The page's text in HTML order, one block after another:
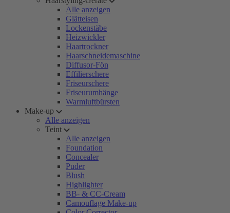
Alle anzeigen
Glätteisen
Lockenstäbe
Heizwickler
Haartrockner
Haarschneidemaschine
Diffusor-Fön
Effilierschere
Friseurschere
Friseurumhänge
Warmluftbürsten
Make-up
Alle anzeigen
Teint
Alle anzeigen
Foundation
Concealer
Puder
Blush
Highlighter
BB- & CC-Cream
Camouflage Make-up